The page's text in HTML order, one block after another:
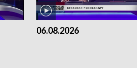
06.08.2026